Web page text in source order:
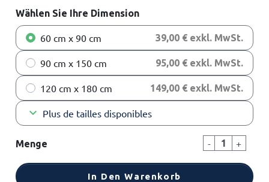
Wählen Sie Ihre Dimension
60 cm x 90 cm 39,00 € exkl. MwSt.
90 cm x 150 cm 95,00 € exkl. MwSt.
120 cm x 180 cm 149,00 € exkl. MwSt.
keyboard_arrow_down Plus de tailles disponibles
Menge - +
In Den Warenkorb